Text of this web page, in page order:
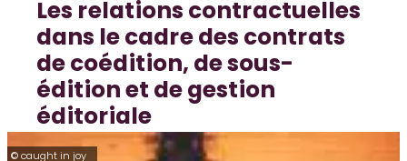
Les relations contractuelles
dans le cadre des contrats
de coédition, de sous-
édition et de gestion
éditoriale
© caught in joy